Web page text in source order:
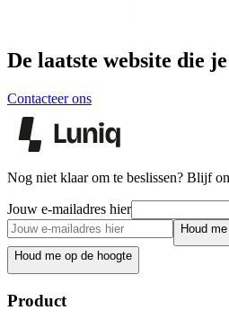
De laatste website die
Contacteer ons
Nog niet klaar om te beslissen? Blijf
Jouw e-mailadres hier
Houd
Houd me op de hoogte
Product